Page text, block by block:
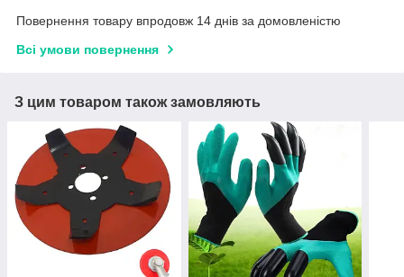
Повернення товару впродовж 14 днів за домовленістю
Всі умови повернення
З цим товаром також замовляють